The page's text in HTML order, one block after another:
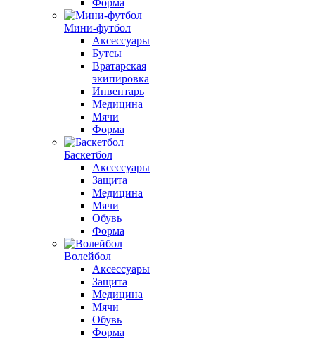
Форма
Мини-футбол
Аксессуары
Бутсы
Вратарская
экипировка
Инвентарь
Медицина
Мячи
Форма
Баскетбол
Аксессуары
Защита
Медицина
Мячи
Обувь
Форма
Волейбол
Аксессуары
Защита
Медицина
Мячи
Обувь
Форма